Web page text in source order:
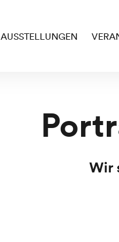
AUSSTELLUNGEN
Wir